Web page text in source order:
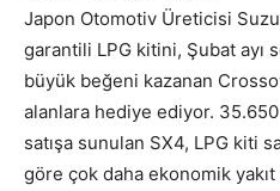
Japon Otomotiv Üreticisi
garantili LPG kitini, Şubat ayı
büyük beğeni kazanan
alanlara hediye ediyor.
satışa sunulan SX4, LPG kiti
göre çok daha ekonomik yakıt